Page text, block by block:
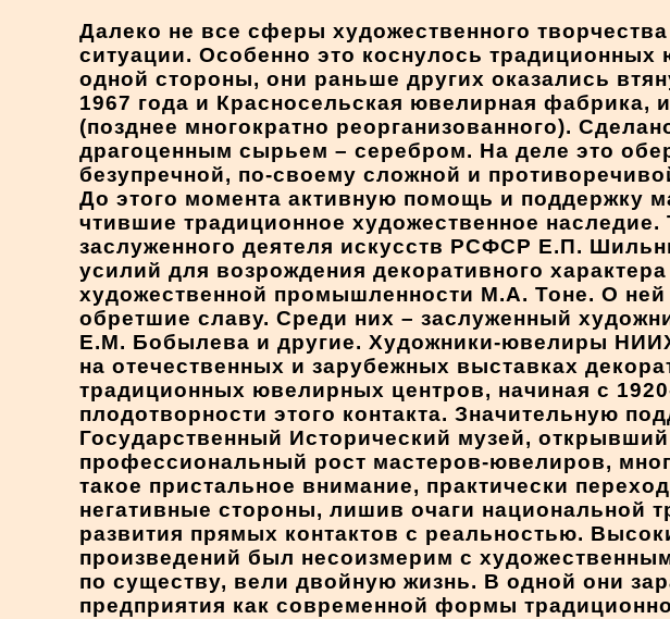
Далеко не все сферы художественного
ситуации. Особенно это коснулось
одной стороны, они раньше других оказались
1967 года и Красносельская ювелирная
(позднее многократно реорганизованного).
драгоценным сырьем – серебром. На деле это
безупречной, по-своему сложной и
До этого момента активную помощь и поддержку
чтившие традиционное художественное
заслуженного деятеля искусств РСФСР Е.П.
усилий для возрождения декоративного
художественной промышленности М.А. Тоне. О
обретшие славу. Среди них – заслуженный
Е.М. Бобылева и другие. Художники-ювелиры
на отечественных и зарубежных выставках
традиционных ювелирных центров, начиная с
плодотворности этого контакта. Значительную
Государственный Исторический музей,
профессиональный рост мастеров-ювелиров,
такое пристальное внимание, практически
негативные стороны, лишив очаги национальной
развития прямых контактов с реальностью.
произведений был несоизмерим с
по существу, вели двойную жизнь. В одной они
предприятия как современной формы